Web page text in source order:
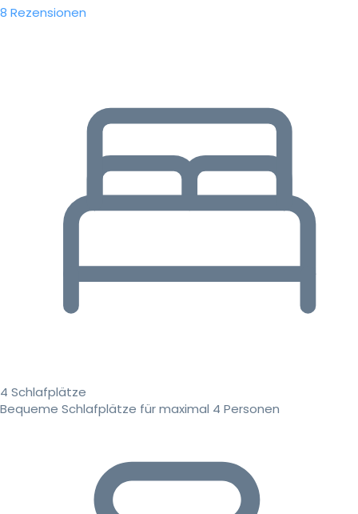
8 Rezensionen
4 Schlafplätze
Bequeme Schlafplätze für maximal 4 Personen